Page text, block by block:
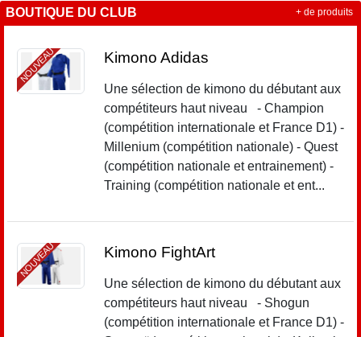
BOUTIQUE DU CLUB
NOUVEAU Kimono Adidas
Une sélection de kimono du débutant aux
compétiteurs haut niveau - Champion
(compétition internationale et France D1) -
Millenium (compétition nationale) - Quest
(compétition nationale et entrainement) -
Training (compétition nationale et ent...
NOUVEAU Kimono FightArt
Une sélection de kimono du débutant aux
compétiteurs haut niveau - Shogun
(compétition internationale et France D1) -
+ de produits